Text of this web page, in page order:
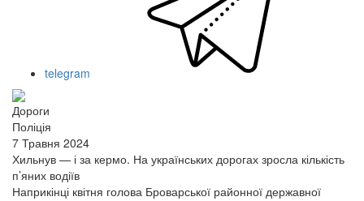
telegram
Дороги
Поліція
7 Травня 2024
Хильнув — і за кермо. На українських дорогах зросла кількість
п’яних водіїв
Наприкінці квітня голова Броварської районної державної